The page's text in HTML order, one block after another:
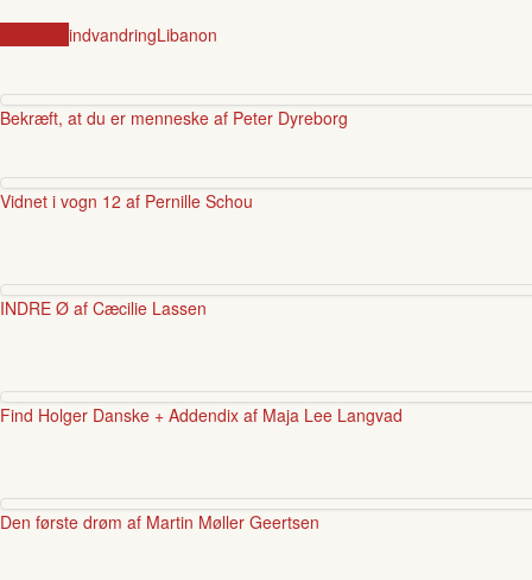
indvandringLibanon
Bekræft, at du er menneske af Peter Dyreborg
Vidnet i vogn 12 af Pernille Schou
INDRE Ø af Cæcilie Lassen
Find Holger Danske + Addendix af Maja Lee Langvad
Den første drøm af Martin Møller Geertsen